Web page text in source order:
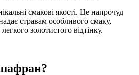
смакові якості. Це напрочуд
стравам особливого смаку,
золотистого відтінку.